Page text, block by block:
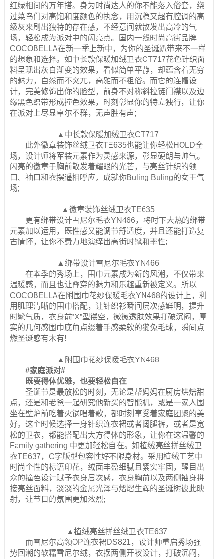
红绿相间的万年搭。身为时尚达人的你不能落入俗套，绕
过菜鸟们对高饱和度颜色的执念，用沉稳又超有腔调的高
级灰来刷出独特的存在感，不经意间就散发出高冷的气
场，轻松成为派对中的闪亮点。国内一线时尚高街品牌
COCOBELLA在新一季上新中，为你的圣诞趴带来不一样
的想象和选择。如中长款保暖加绒卫衣CT717花色针织面
料呈现出灰白渐变的效果，看似简单平静，却蕴含着无穷
的魅力，自然而不突兀，高雅而不粗俗。而它的连帽设
计，完美修饰出你的脸型，前身不对称斜拉链门襟以及边
缘黑色织带形成撞色效果，时刻彰显你的特立独行，让你
在派对上尽显卓尔不群，无声胜有声;
▲中长款保暖加绒卫衣CT717
此外徽章装饰丝绒卫衣TE635也能让你轻松HOLD全
场，设计师将军装元素作为灵感来源，彰显硬朗与帅气。
闪亮的徽章于胸前散发着耀眼的光芒，与亮丝针织的领
口、袖口和衣摆遥相呼应，成就你Buling Buling的女王气
场;
▲徽章装饰丝绒卫衣TE635
更有绑带设计雪尼尔毛衣YN466，将时下大热的绑带
元素加以运用，既性感又能调节舒适度，并且还能打造复
古情怀，让你不费力地演绎出高街时髦和率性;
▲绑带设计雪尼尔毛衣YN466
在本季的秀场上，围巾元素成为新的风潮，不仅带来
温暖感，而且也让叠穿的魅力和乐趣重新被定义。所以
COCOBELLA在附围巾花纱保暖毛衣YN468的设计上，利
用肌理清晰的围巾搭配，让针织衫瞬间层次感鲜明，提升
时髦气质，衣身前”X”型镂空，微微透肤效果打破沉闷，厚
实的几何感围巾底角点缀着手感柔软的獭兔毛球，瞬间点
燃圣诞感有木有!
▲附围巾花纱保暖毛衣YN468
#家庭派对#
既要得体优雅，也要轻松自在
圣诞节是最放松的时刻，无论是帮妈妈在厨房烘焙甜
点，还是和老爸一起研究他新买的智能机，或是一家人围
坐在壁炉前吃着火锅唱着歌，都时刻享受着家庭团聚的美
好。这个时候选择一身针织连衣裙或者阔腿裤，或者是宽
松的卫衣，都能搭配出大方得体的形象，让你在这温馨的
Family gathering 中更加轻松自在。如植绒亮丝拼丝绒卫
衣TE637，O字版型包容性好不限身材。采用植绒工艺中
时尚个性的标语印花，绒面丰盈细腻且紧实牢固，醒目出
众的撞色设计赋予衣身层次感，衣身胸前以及两侧袖身拼
接亮丝面料，淡淡的金属光泽与熠熠生辉的圣诞树彼此映
射，让节日的氛围更加浓烈;
▲植绒亮丝拼丝绒卫衣TE637
而雪尼尔高领OP连衣裙DS821，设计师重启秀场强
势回潮的软糯雪尼尔绒，衣摆两侧开衩设计，打破沉闷，